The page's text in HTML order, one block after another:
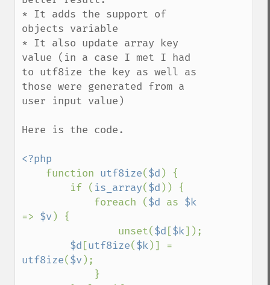
* It adds the support of
objects variable
* It also update array key
value (in a case I met I had
to utf8ize the key as well as
those were generated from a
user input value)
Here is the code.
<?php
function utf8ize($d ) {
        if (
is_array($d )) {
            foreach (
$d as
=> $v ) {
                unset(
$d [$k]);
$d [utf8ize($k
utf8ize($v );